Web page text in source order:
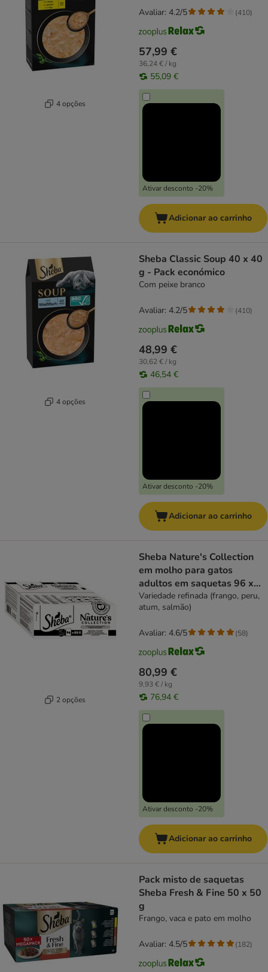
4 opções
57,99 €
36,24 € / kg
55,09 €
Ativar desconto -20%
Avaliar: 4.2/5 (410)
Adicionar ao carrinho
4 opções
Sheba Classic Soup 40 x 40
g - Pack económico
Com peixe branco
48,99 €
30,62 € / kg
46,54 €
Ativar desconto -20%
Avaliar: 4.2/5 (410)
Adicionar ao carrinho
2 opções
Sheba Nature's Collection
em molho para gatos
adultos em saquetas 96 x
85 g
Variedade refinada (frango, peru,
atum, salmão)
80,99 €
9,93 € / kg
76,94 €
Ativar desconto -20%
Avaliar: 4.6/5 (58)
Adicionar ao carrinho
Pack misto de saquetas
Sheba Fresh & Fine 50 x 50
g
Frango, vaca e pato em molho
Avaliar: 4.5/5 (182)